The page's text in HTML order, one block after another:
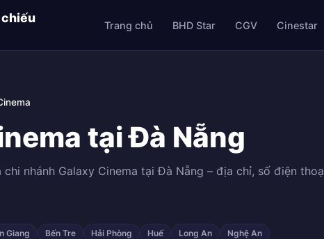
chiếu
Trang chủ BHD Star CGV Cinestar
tại Đà Nẵng
nhánh Galaxy Cinema tại Đà Nẵng – địa chỉ, số điện
Giang Bến Tre Hải Phòng Huế Long An Nghệ An